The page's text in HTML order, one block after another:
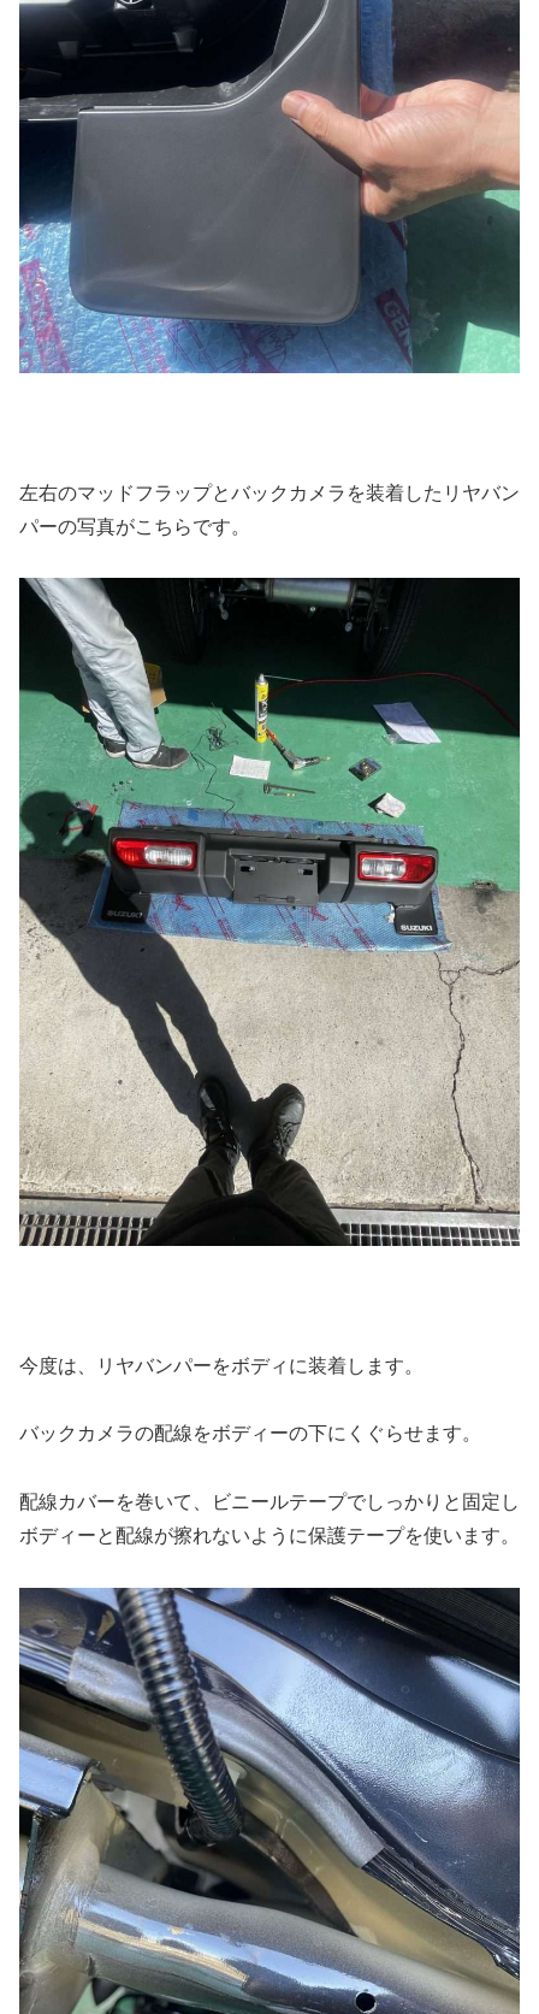
左右のマッドフラップとバックカメラを装着したリヤバン
パーの写真がこちらです。
今度は、リヤバンパーをボディに装着します。
バックカメラの配線をボディーの下にくぐらせます。
配線カバーを巻いて、ビニールテープでしっかりと固定し
ボディーと配線が擦れないように保護テープを使います。